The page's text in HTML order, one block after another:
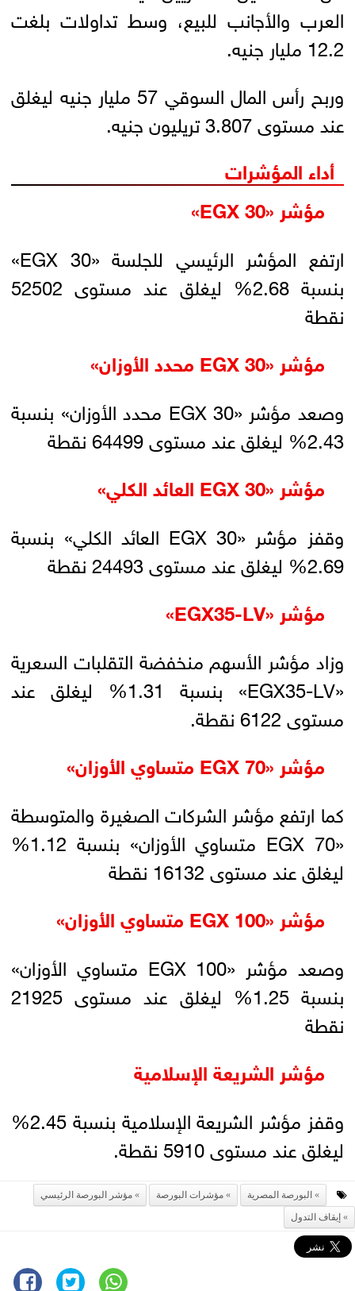
العرب والأجانب للبيع، وسط تداولات بلغت
12.2 مليار جنيه.
وربح رأس المال السوقي 57 مليار جنيه ليغلق
عند مستوى 3.807 تريليون جنيه.
أداء المؤشرات
مؤشر «EGX 30»
ارتفع المؤشر الرئيسي للجلسة «EGX 30»
بنسبة 2.68% ليغلق عند مستوى 52502
نقطة
مؤشر «EGX 30 محدد الأوزان»
وصعد مؤشر «EGX 30 محدد الأوزان» بنسبة
2.43% ليغلق عند مستوى 64499 نقطة
مؤشر «EGX 30 العائد الكلي»
وقفز مؤشر «EGX 30 العائد الكلي» بنسبة
2.69% ليغلق عند مستوى 24493 نقطة
مؤشر «EGX35-LV»
وزاد مؤشر الأسهم منخفضة التقلبات السعرية
«EGX35-LV» بنسبة 1.31% ليغلق عند
مستوى 6122 نقطة.
مؤشر «EGX 70 متساوي الأوزان»
كما ارتفع مؤشر الشركات الصغيرة والمتوسطة
«EGX 70 متساوي الأوزان» بنسبة 1.12%
ليغلق عند مستوى 16132 نقطة
مؤشر «EGX 100 متساوي الأوزان»
وصعد مؤشر «EGX 100 متساوي الأوزان»
بنسبة 1.25% ليغلق عند مستوى 21925
نقطة
مؤشر الشريعة الإسلامية
وقفز مؤشر الشريعة الإسلامية بنسبة 2.45%
ليغلق عند مستوى 5910 نقطة.
البورصة المصرية مؤشرات البورصة
مؤشر البورصة الرئيسي
إيقاف التدول